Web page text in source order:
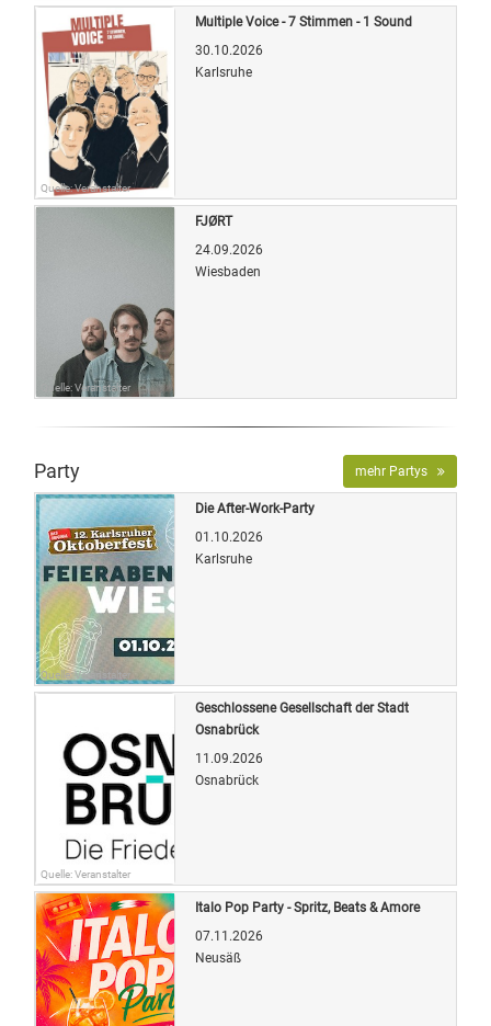
Quelle: Veranstalter
Multiple Voice - 7 Stimmen - 1 Sound
30.10.2026
Karlsruhe
Quelle: Veranstalter
FJØRT
24.09.2026
Wiesbaden
Party mehr Partys
Quelle: Veranstalter
Die After-Work-Party
01.10.2026
Karlsruhe
Quelle: Veranstalter
Geschlossene Gesellschaft der Stadt
Osnabrück
11.09.2026
Osnabrück
Italo Pop Party - Spritz, Beats & Amore
07.11.2026
Neusäß